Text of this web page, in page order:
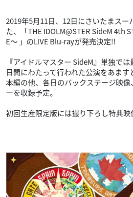
2019年5月11日、12日にさいたまス
た、「THE IDOLM@STER SideM 4th
E～ 」のLIVE Blu-rayが発売決定!!
『アイドルマスター SideM』単独で
日間にわたって行われた公演をあま
本編の他、各日のバックステージ映
ーを収録予定。
初回生産限定版には撮り下ろし特典映